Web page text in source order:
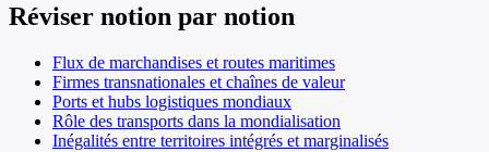
Réviser notion par notion
Flux de marchandises et routes maritimes
Firmes transnationales et chaînes de valeur
Ports et hubs logistiques mondiaux
Rôle des transports dans la mondialisation
Inégalités entre territoires intégrés et marginalisés